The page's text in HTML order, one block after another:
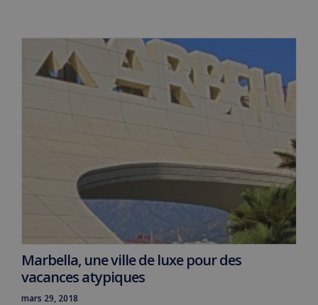
Marbella, une ville de luxe pour des
vacances atypiques
mars 29, 2018